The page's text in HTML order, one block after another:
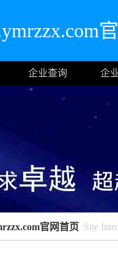
企业查询 企
官网首页 Site